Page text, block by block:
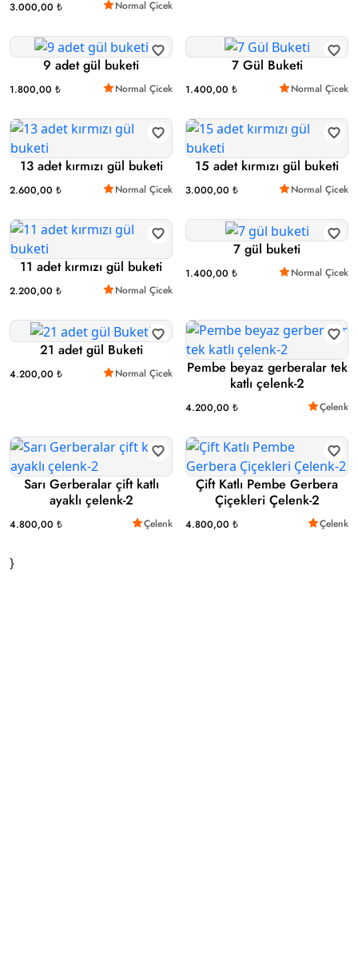
3.000,00 ₺ Normal Çicek
9 adet gül buketi
1.800,00 ₺ Normal Çicek
7 Gül Buketi
1.400,00 ₺ Normal Çicek
13 adet kırmızı gül buketi
2.600,00 ₺ Normal Çicek
15 adet kırmızı gül buketi
3.000,00 ₺ Normal Çicek
11 adet kırmızı gül buketi
2.200,00 ₺ Normal Çicek
7 gül buketi
1.400,00 ₺ Normal Çicek
21 adet gül Buketi
4.200,00 ₺ Normal Çicek
Pembe beyaz gerberalar tek
katlı çelenk-2
4.200,00 ₺ Çelenk
Sarı Gerberalar çift katlı
ayaklı çelenk-2
4.800,00 ₺ Çelenk
Çift Katlı Pembe Gerbera
Çiçekleri Çelenk-2
4.800,00 ₺ Çelenk
}